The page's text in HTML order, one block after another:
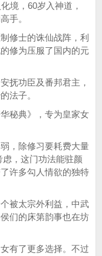
境，60岁入神道，
手。
修士的诛仙战阵，利
修为压服了国内的元
抚功臣及番邦君主，
法子。
秘典》，专为皇家女
，除修习要耗费大量
，这门功法能驻颜
许多勾人情欲的独特
被太宗外利益，中武
们的床第韵事也在坊
有了更多选择。不过